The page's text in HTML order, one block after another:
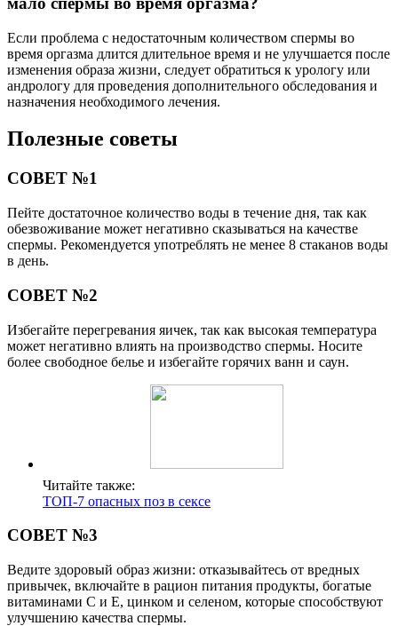
Если проблема с недостаточным количеством спермы во
время оргазма длится длительное время и не улучшается после
изменения образа жизни, следует обратиться к урологу или
андрологу для проведения дополнительного обследования и
назначения необходимого лечения.
Полезные советы
СОВЕТ №1
Пейте достаточное количество воды в течение дня, так как
обезвоживание может негативно сказываться на качестве
спермы. Рекомендуется употреблять не менее 8 стаканов воды
в день.
СОВЕТ №2
Избегайте перегревания яичек, так как высокая температура
может негативно влиять на производство спермы. Носите
более свободное белье и избегайте горячих ванн и саун.
Читайте также:
ТОП-7 опасных поз в сексе
СОВЕТ №3
Ведите здоровый образ жизни: отказывайтесь от вредных
привычек, включайте в рацион питания продукты, богатые
витаминами С и Е, цинком и селеном, которые способствуют
улучшению качества спермы.